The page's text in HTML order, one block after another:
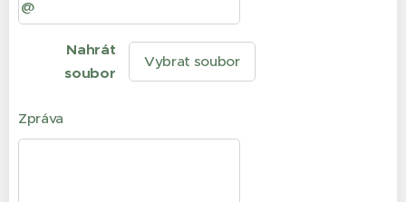
Nahrát
soubor
Vybrat soubor
Zpráva